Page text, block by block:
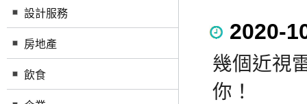
設計服務
房地產
飲食
2020-
幾個近視
你！